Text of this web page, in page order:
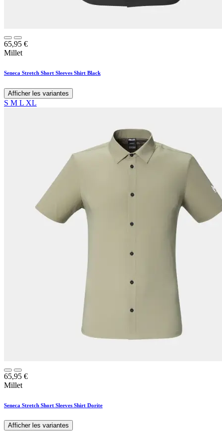
65,95 €
Millet
Seneca Stretch Short Sleeves Shirt Black
Afficher les variantes
S M L XL
65,95 €
Millet
Seneca Stretch Short Sleeves Shirt Dorite
Afficher les variantes